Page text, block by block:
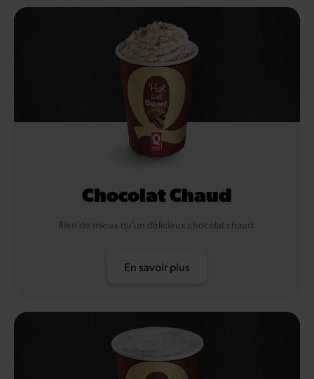
Chocolat Chaud
Rien de mieux qu’un délicieux chocolat chaud.
En savoir plus